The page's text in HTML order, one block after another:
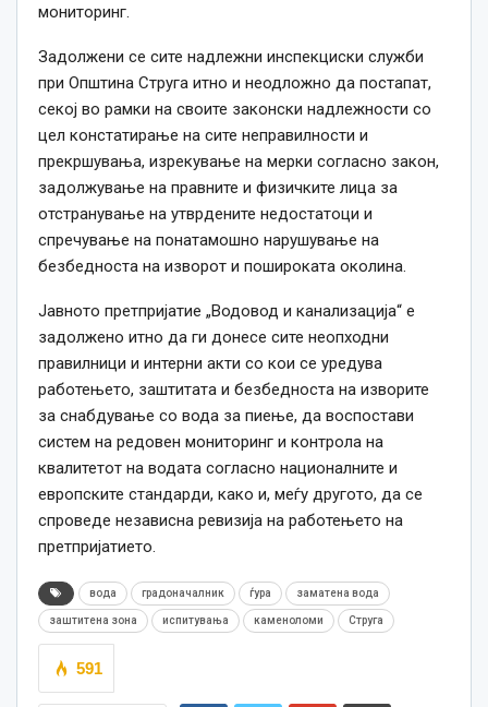
мониторинг.
Задолжени се сите надлежни инспекциски служби
при Општина Струга итно и неодложно да постапат,
секој во рамки на своите законски надлежности со
цел констатирање на сите неправилности и
прекршувања, изрекување на мерки согласно закон,
задолжување на правните и физичките лица за
отстранување на утврдените недостатоци и
спречување на понатамошно нарушување на
безбедноста на изворот и пошироката околина.
Јавното претпријатие „Водовод и канализација“ е
задолжено итно да ги донесе сите неопходни
правилници и интерни акти со кои се уредува
работењето, заштитата и безбедноста на изворите
за снабдување со вода за пиење, да воспостави
систем на редовен мониторинг и контрола на
квалитетот на водата согласно националните и
европските стандарди, како и, меѓу другото, да се
спроведе независна ревизија на работењето на
претпријатието.
вода градоначалник ѓура заматена вода
заштитена зона испитувања каменоломи Струга
591